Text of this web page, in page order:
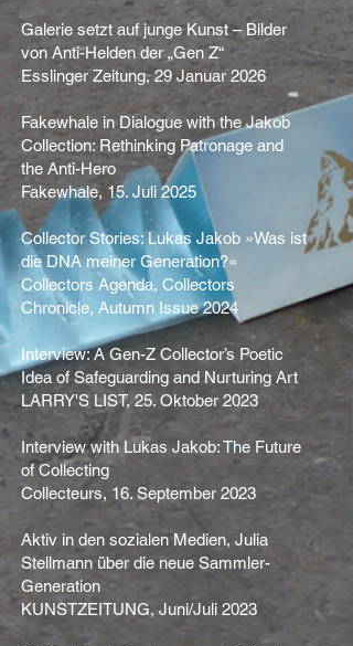
Galerie setzt auf junge Kunst – Bilder
von Anti-Helden der „Gen Z“
Esslinger Zeitung, 29 Januar 2026
Fakewhale in Dialogue with the Jakob
Collection: Rethinking Patronage and
the Anti-Hero
Fakewhale, 15. Juli 2025
Collector Stories: Lukas Jakob »Was ist
die DNA meiner Generation?«
Collectors Agenda, Collectors
Chronicle, Autumn Issue 2024
Interview: A Gen-Z Collector’s Poetic
Idea of Safeguarding and Nurturing Art
LARRY'S LIST, 25. Oktober 2023
Interview with Lukas Jakob: The Future
of Collecting
Collecteurs, 16. September 2023
Aktiv in den sozialen Medien, Julia
Stellmann über die neue Sammler-
Generation
KUNSTZEITUNG, Juni/Juli 2023